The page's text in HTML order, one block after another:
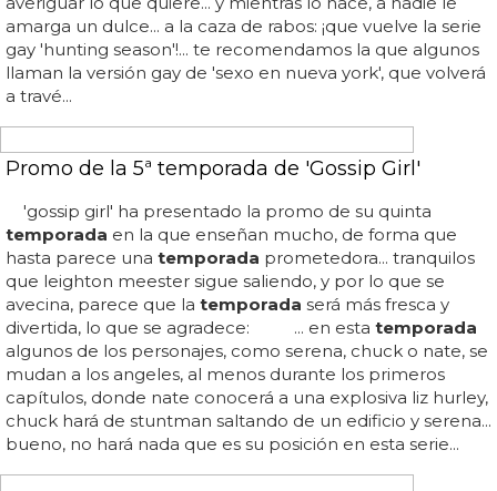
Tráiler de la sexta temporada de 'True Blood'
El 16 de junio se estrena esta sextatemporadaen hbo
en estados unidos... primer trailer de la nuevatemporada
de 'true blood', el romance vampírico favorito de todos...
'true blood' vuelve en poco más de un mes y ya
tenemos, después de la primera promo de la sexta
temporada, un tráiler con muchas más imágenes nuevas
de sus futuros episodios... ¿sexta ya? ¿cómo han durado
tanto? pues por torsos como los del siguiente vídeo...
durante el minuto y medio que dura el tráiler, verás
mucho caos, mucha acción y mucho drama después del
punto culminante donde terminó la anterior (y flojísima)